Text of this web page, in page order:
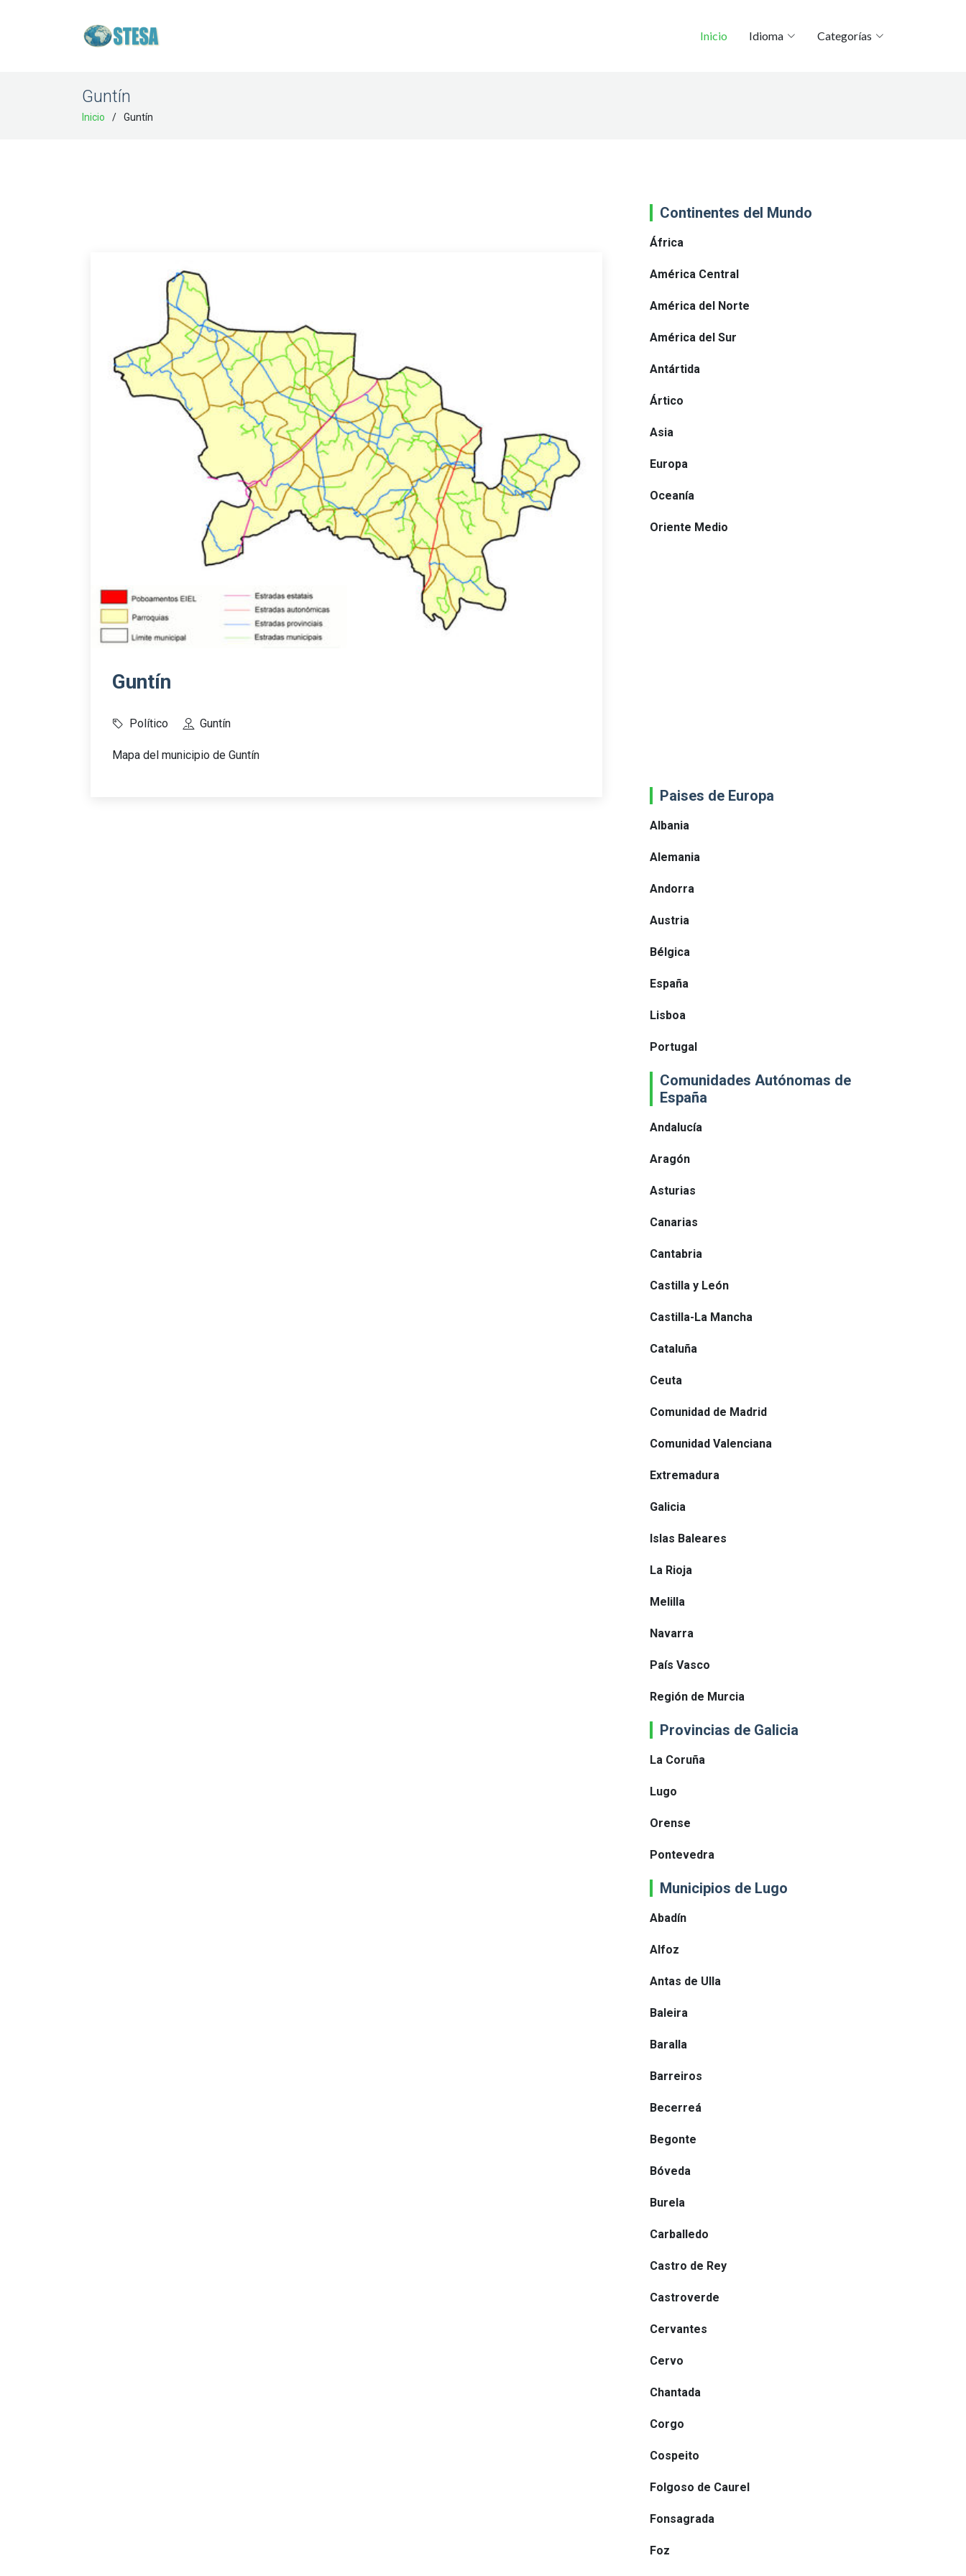
Inicio Idioma Categorías
Guntín
Inicio Guntín
Guntín
Político Guntín
Mapa del municipio de Guntín
Continentes del Mundo
África
América Central
América del Norte
América del Sur
Antártida
Ártico
Asia
Europa
Oceanía
Oriente Medio
Paises de Europa
Albania
Alemania
Andorra
Austria
Bélgica
España
Lisboa
Portugal
Comunidades Autónomas de
España
Andalucía
Aragón
Asturias
Canarias
Cantabria
Castilla y León
Castilla-La Mancha
Cataluña
Ceuta
Comunidad de Madrid
Comunidad Valenciana
Extremadura
Galicia
Islas Baleares
La Rioja
Melilla
Navarra
País Vasco
Región de Murcia
Provincias de Galicia
La Coruña
Lugo
Orense
Pontevedra
Municipios de Lugo
Abadín
Alfoz
Antas de Ulla
Baleira
Baralla
Barreiros
Becerreá
Begonte
Bóveda
Burela
Carballedo
Castro de Rey
Castroverde
Cervantes
Cervo
Chantada
Corgo
Cospeito
Folgoso de Caurel
Fonsagrada
Foz